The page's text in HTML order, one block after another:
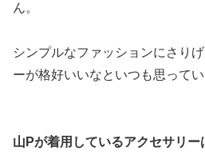
ん。
シンプルなファッションにさり
ーが格好いいなといつも思ってい
山Pが着用しているアクセサリ